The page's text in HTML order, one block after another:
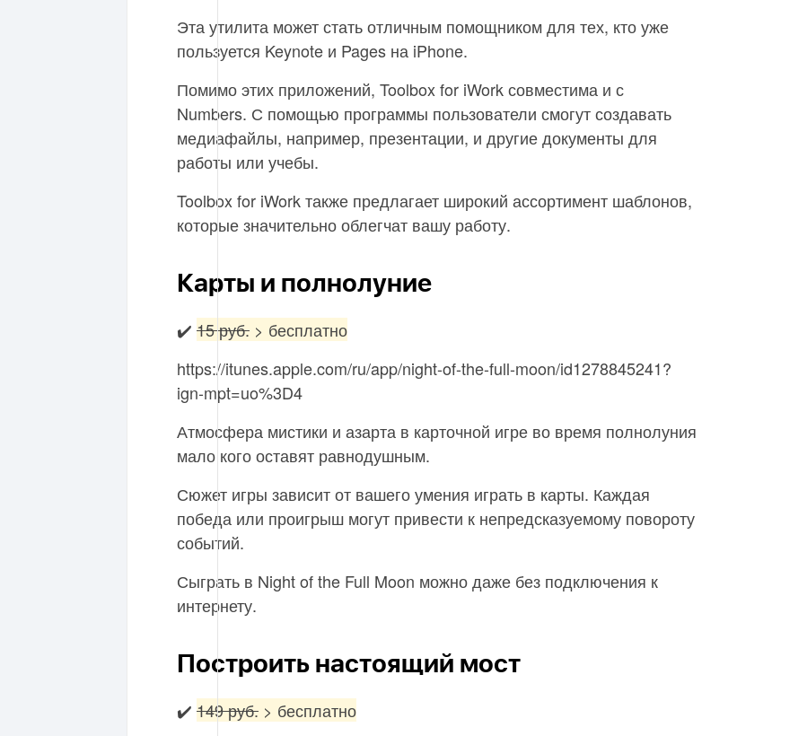
Эта утилита может стать отличным помощником для тех, кто уже
пользуется Keynote и Pages на iPhone.
Помимо этих приложений, Toolbox for iWork совместима и с
Numbers. С помощью программы пользователи смогут создавать
медиафайлы, например, презентации, и другие документы для
работы или учебы.
Toolbox for iWork также предлагает широкий ассортимент шаблонов,
которые значительно облегчат вашу работу.
Карты и полнолуние
✔️ 15 руб. > бесплатно
https://itunes.apple.com/ru/app/night-of-the-full-moon/id1278845241?
ign-mpt=uo%3D4
Атмосфера мистики и азарта в карточной игре во время полнолуния
мало кого оставят равнодушным.
Сюжет игры зависит от вашего умения играть в карты. Каждая
победа или проигрыш могут привести к непредсказуемому повороту
событий.
Сыграть в Night of the Full Moon можно даже без подключения к
интернету.
Построить настоящий мост
✔️ 149 руб. > бесплатно